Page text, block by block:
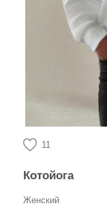
11
Котойога
Женский